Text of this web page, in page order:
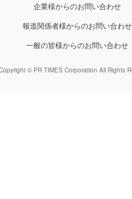
企業様からのお問い合わせ
報道関係者様からのお問い合わせ
一般の皆様からのお問い合わせ
© PR TIMES Corporation All Rights